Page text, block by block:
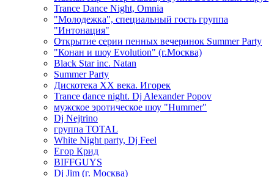
Trance Dance Night, Omnia
"Молодежка", специальный гость группа
"Интонация"
Открытие серии пенных вечеринок Summer Party
"Конан и шоу Evolution" (г.Москва)
Black Star inc. Natan
Summer Party
Дискотека ХХ века. Игорек
Trance dance night. Dj Alexander Popov
мужское эротическое шоу "Hummer"
Dj Nejtrino
группа TOTAL
White Night party, Dj Feel
Егор Крид
BIFFGUYS
Dj Jim (г. Москва)